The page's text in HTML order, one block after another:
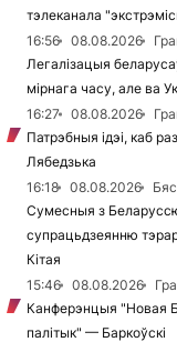
тэлеканала
16:56
08.08.2026
Легалізацыя
мірнага часу, але ва
16:27
08.08.2026
Патрэбныя ідэі, каб
Лябедзька
16:18
08.08.2026
Сумесныя з
супрацьдзеянню
Кітая
15:46
08.08.2026
Канферэнцыя "Новая
палітык" — Баркоўскі